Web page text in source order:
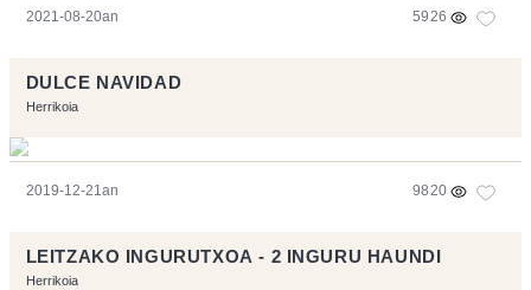
2021-08-20an 5926
DULCE NAVIDAD
Herrikoia
2019-12-21an 9820
LEITZAKO INGURUTXOA - 2 INGURU HAUNDI
Herrikoia